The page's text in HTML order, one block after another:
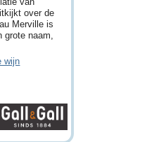
over de
Merville is
naam,
wijn